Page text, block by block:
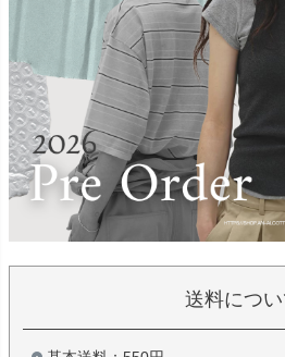
送料につい